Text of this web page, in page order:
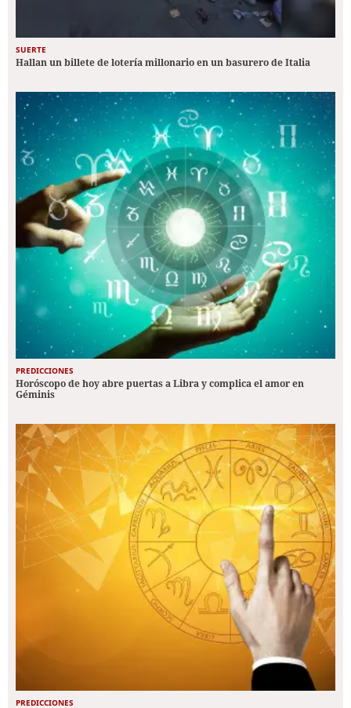
SUERTE
Hallan un billete de lotería millonario en un basurero de Italia
PREDICCIONES
Horóscopo de hoy abre puertas a Libra y complica el amor en
Géminis
PREDICCIONES